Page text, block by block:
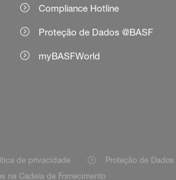
Compliance Hotline
Proteção de Dados @BASF
myBASFWorld
de privacidade Proteção de Dados
na Cadeia de Fornecimento